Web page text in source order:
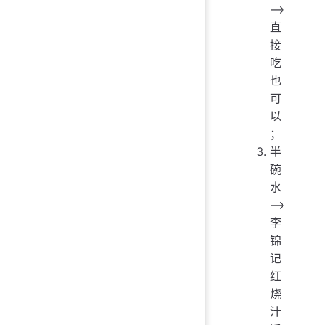
——>
直
接
吃
也
可
以
；
半
碗
水
——>
李
锦
记
红
烧
汁